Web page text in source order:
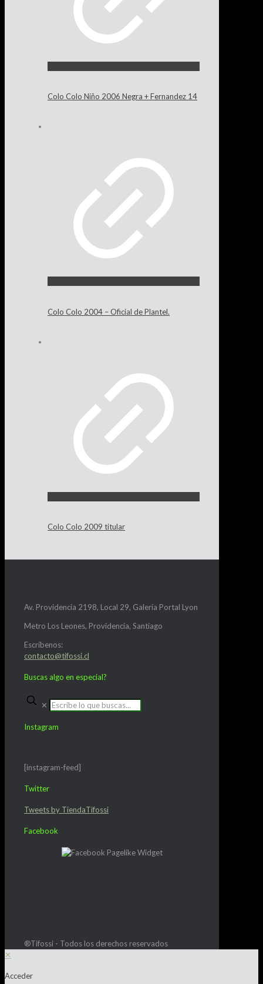
Colo Colo Niño 2006 Negra + Fernandez 14
Colo Colo 2004 – Oficial de Plantel.
Colo Colo 2009 titular
Av. Providencia 2198, Local 29, Galería Portal Lyon
Metro Los Leones, Providencia, Santiago
Escríbenos:
contacto@tifossi.cl
Buscas algo en especial?
✕
Instagram
[instagram-feed]
Twitter
Tweets by TiendaTifossi
Facebook
®Tifossi - Todos los derechos reservados
✕
Acceder